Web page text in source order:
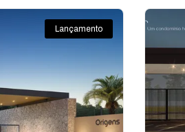
Lançamento